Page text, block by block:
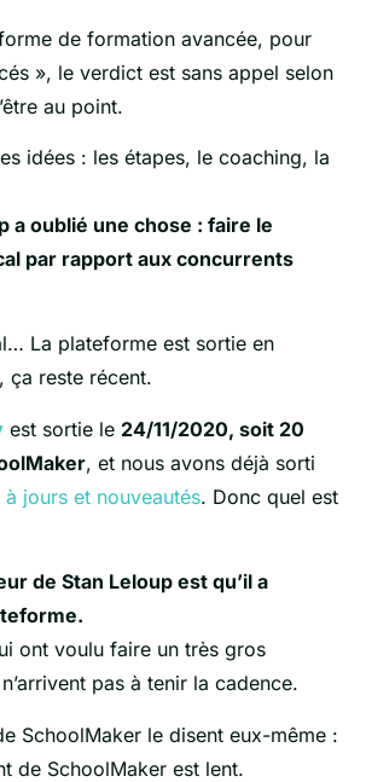
de formation avancée, pour
», le verdict est sans appel selon
au point.
idées : les étapes, le coaching, la
a oublié une chose : faire le
par rapport aux concurrents
La plateforme est sortie en
ça reste récent.
est sortie le 24/11/2020, soit 20
, et nous avons déjà sorti
à jours et nouveautés. Donc quel est
de Stan Leloup est qu’il a
ont voulu faire un très gros
pas à tenir la cadence.
SchoolMaker le disent eux-même :
de SchoolMaker est lent.